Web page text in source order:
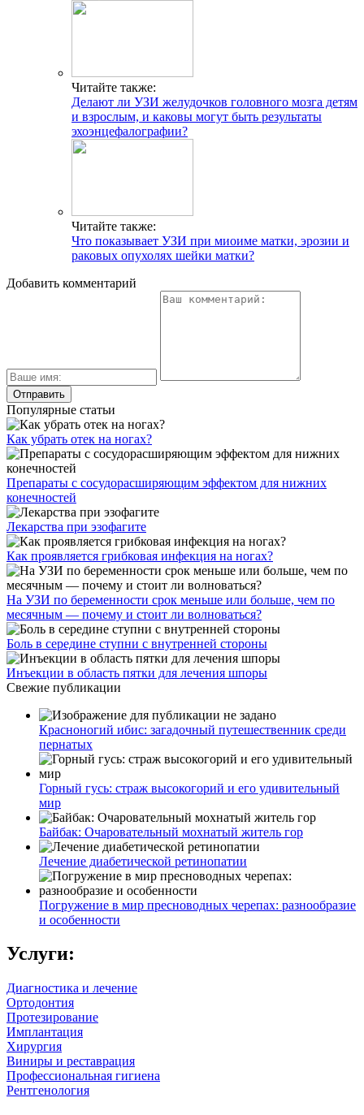
Читайте также:
Делают ли УЗИ желудочков головного мозга детям
и взрослым, и каковы могут быть результаты
эхоэнцефалографии?
Читайте также:
Что показывает УЗИ при миоиме матки, эрозии и
раковых опухолях шейки матки?
Добавить комментарий
Популярные статьи
Как убрать отек на ногах?
Препараты с сосудорасширяющим эффектом для нижних
конечностей
Лекарства при эзофагите
Как проявляется грибковая инфекция на ногах?
На УЗИ по беременности срок меньше или больше, чем по
месячным — почему и стоит ли волноваться?
Боль в середине ступни с внутренней стороны
Инъекции в область пятки для лечения шпоры
Свежие публикации
Красноногий ибис: загадочный путешественник среди
пернатых
Горный гусь: страж высокогорий и его удивительный
мир
Байбак: Очаровательный мохнатый житель гор
Лечение диабетической ретинопатии
Погружение в мир пресноводных черепах: разнообразие
и особенности
Услуги:
Диагностика и лечение
Ортодонтия
Протезирование
Имплантация
Хирургия
Виниры и реставрация
Профессиональная гигиена
Рентгенология